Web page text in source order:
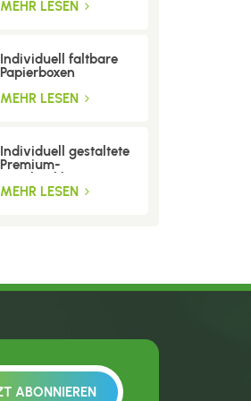
MEHR LESEN
Individuell faltbare
Papierboxen
MEHR LESEN
Individuell gestaltete
Premium-
Geschenkboxen aus
Wellpappe
MEHR LESEN